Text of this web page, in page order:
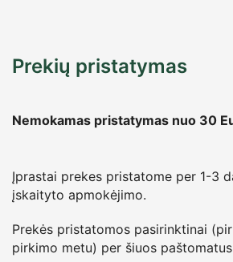
Prekių pristatymas
Nemokamas pristatymas nuo 30
Įprastai prekes pristatome per 1-3
įskaityto apmokėjimo.
Prekės pristatomos pasirinktinai
pirkimo metu) per šiuos